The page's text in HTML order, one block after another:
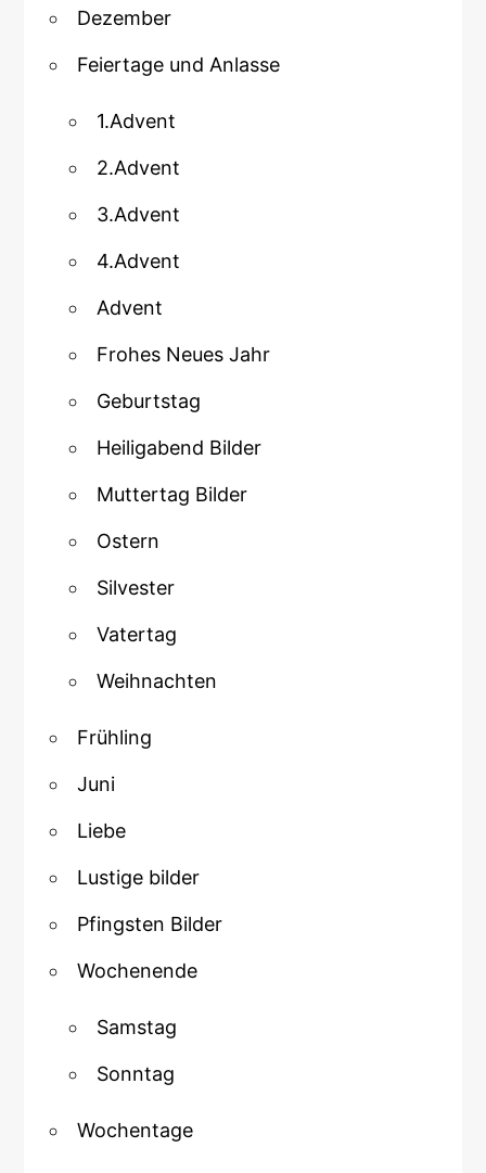
Dezember
Feiertage und Anlasse
1.Advent
2.Advent
3.Advent
4.Advent
Advent
Frohes Neues Jahr
Geburtstag
Heiligabend Bilder
Muttertag Bilder
Ostern
Silvester
Vatertag
Weihnachten
Frühling
Juni
Liebe
Lustige bilder
Pfingsten Bilder
Wochenende
Samstag
Sonntag
Wochentage